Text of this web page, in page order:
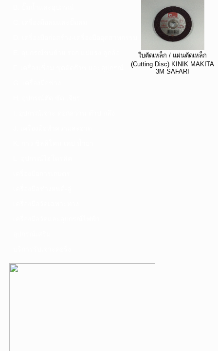
ใบตัดเหล็ก / แผ่นตัดเหล็ก
(Cutting Disc) KINIK MAKITA
3M SAFARI